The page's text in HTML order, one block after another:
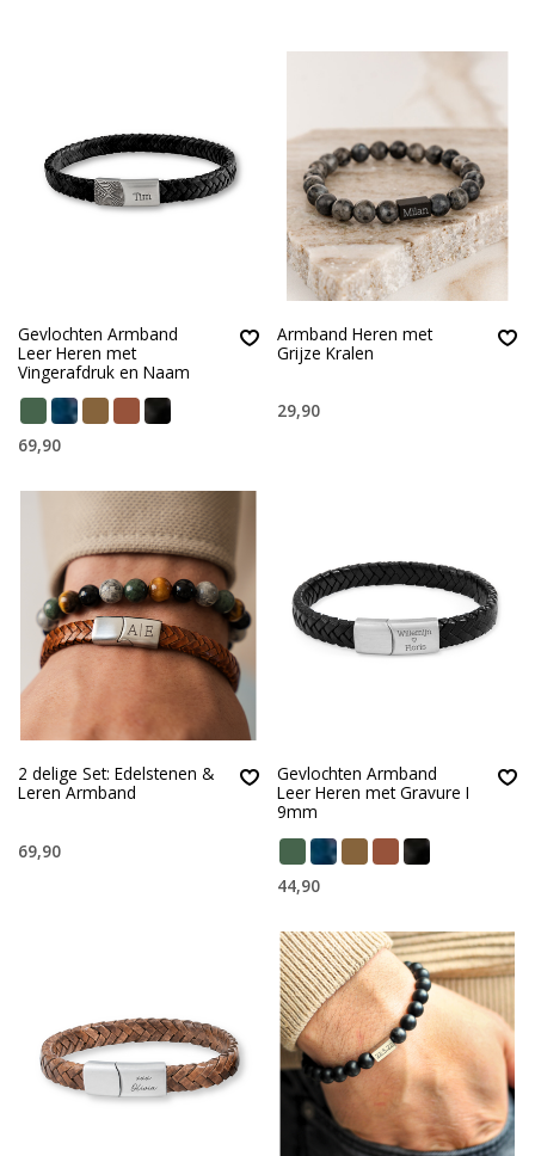
Gevlochten Armband
Leer Heren met
Vingerafdruk en Naam
69,90
Armband Heren met
Grijze Kralen
29,90
2 delige Set: Edelstenen &
Leren Armband
69,90
Gevlochten Armband
Leer Heren met Gravure I
9mm
44,90